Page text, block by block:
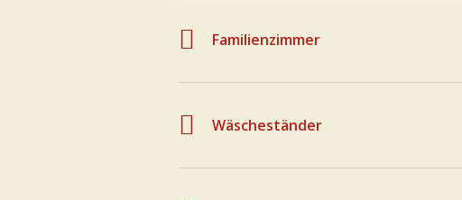
Familienzimmer
Wäscheständer